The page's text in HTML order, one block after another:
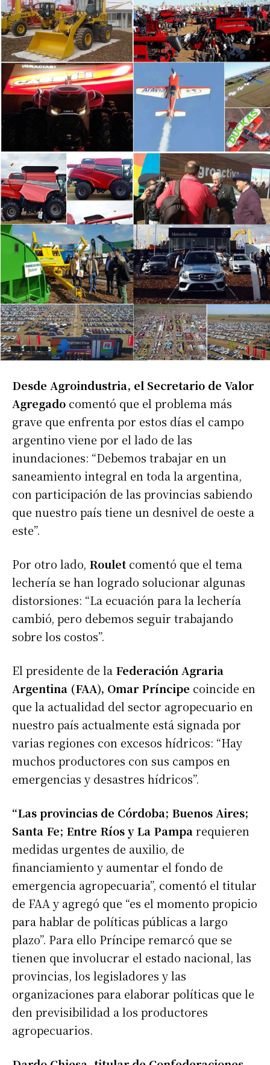
Desde Agroindustria, el Secretario de Valor
Agregado comentó que el problema más
grave que enfrenta por estos días el campo
argentino viene por el lado de las
inundaciones: “Debemos trabajar en un
saneamiento integral en toda la argentina,
con participación de las provincias sabiendo
que nuestro país tiene un desnivel de oeste a
este”.
Por otro lado, Rouletcomentó que el tema
lechería se han logrado solucionar algunas
distorsiones: “La ecuación para la lechería
cambió, pero debemos seguir trabajando
sobre los costos”.
El presidente de la Federación Agraria
Argentina (FAA), Omar Príncipe coincide en
que la actualidad del sector agropecuario en
nuestro país actualmente está signada por
varias regiones con excesos hídricos: “Hay
muchos productores con sus campos en
emergencias y desastres hídricos”.
“Las provincias de Córdoba; Buenos Aires;
Santa Fe; Entre Ríos y La Pamparequieren
medidas urgentes de auxilio, de
financiamiento y aumentar el fondo de
emergencia agropecuaria”, comentó el titular
de FAA y agregó que “es el momento propicio
para hablar de políticas públicas a largo
plazo”. Para ello Príncipe remarcó que se
tienen que involucrar el estado nacional, las
provincias, los legisladores y las
organizaciones para elaborar políticas que le
den previsibilidad a los productores
agropecuarios.